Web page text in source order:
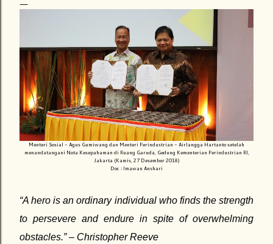
Menteri Sosial - Agus Gumiwang dan Menteri Perindustrian - Airlangga Hartanto setelah
menandatangani Nota Kesepahaman di Ruang Garuda, Gedung Kementerian Perindustrian RI,
Jakarta (Kamis, 27 Desember 2018)
Doc : Imawan Anshari
“A hero is an ordinary individual who finds the strength
to persevere and endure in spite of overwhelming
obstacles.” – Christopher Reeve